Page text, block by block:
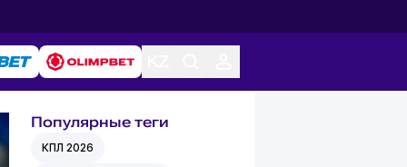
Популярные теги
КПЛ 2026